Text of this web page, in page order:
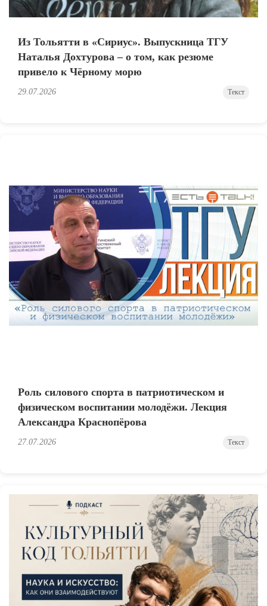
Из Тольятти в «Сириус». Выпускница ТГУ
Наталья Дохтурова – о том, как резюме
привело к Чёрному морю
29.07.2026 Текст
Роль силового спорта в патриотическом и
физическом воспитании молодёжи. Лекция
Александра Краснопёрова
27.07.2026 Текст